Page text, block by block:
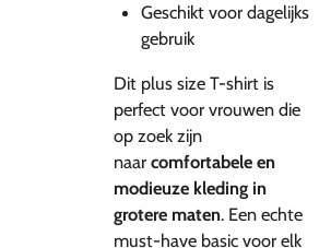
Geschikt voor dagelijks
gebruik
Dit plus size T-shirt is
perfect voor vrouwen die
op zoek zijn
naar comfortabele en
modieuze kleding in
grotere maten. Een echte
must-have basic voor elk